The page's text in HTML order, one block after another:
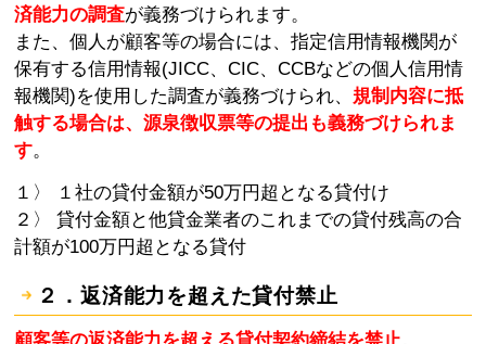
済能力の調査が義務づけられます。
また、個人が顧客等の場合には、指定信用情報機関が
保有する信用情報(JICC、CIC、CCBなどの個人信用情
報機関)を使用した調査が義務づけられ、 規制内容に抵
触する場合は、源泉徴収票等の提出も義務づけられま
す。
１〉 １社の貸付金額が50万円超となる貸付け
２〉 貸付金額と他貸金業者のこれまでの貸付残高の合
計額が100万円超となる貸付
２．返済能力を超えた貸付禁止